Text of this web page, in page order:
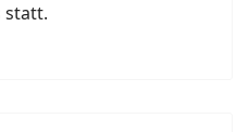
statt.